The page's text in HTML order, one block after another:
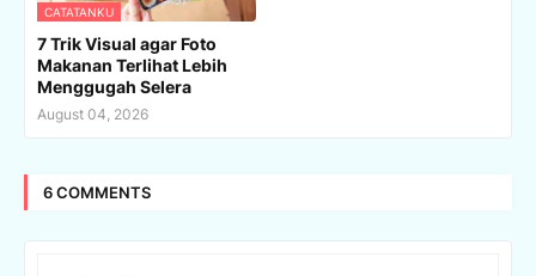
CATATANKU
7 Trik Visual agar Foto
Makanan Terlihat Lebih
Menggugah Selera
August 04, 2026
6 COMMENTS